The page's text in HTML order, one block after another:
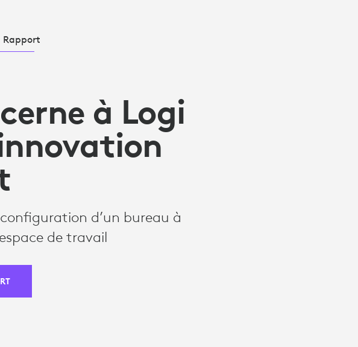
Rapport
à Logi
d’un bureau à
de travail